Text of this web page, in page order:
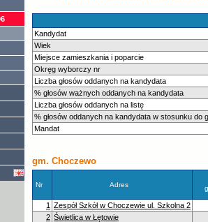
Kandydat
Wiek
Miejsce zamieszkania i poparcie
Okręg wyborczy nr
Liczba głosów oddanych na kandydata
% głosów ważnych oddanych na kandydata
Liczba głosów oddanych na listę
% głosów oddanych na kandydata w stosunku do
Mandat
gm. Choczewo
Nr Adres
1 Zespół Szkół w Choczewie ul. Szkolna 2
2 Świetlica w Łętowie